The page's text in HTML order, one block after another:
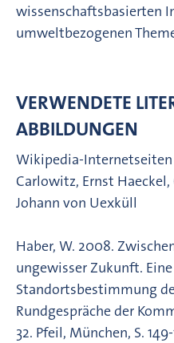
wissenschaftsbasierten
umweltbezogenen
VERWENDETE
ABBILDUNGEN
Wikipedia-Internetseiten
Carlowitz, Ernst
Johann von Uexküll
Haber, W. 2008.
ungewisser Zukunft.
Standortsbestimmung
Rundgespräche der
32. Pfeil, München, S.